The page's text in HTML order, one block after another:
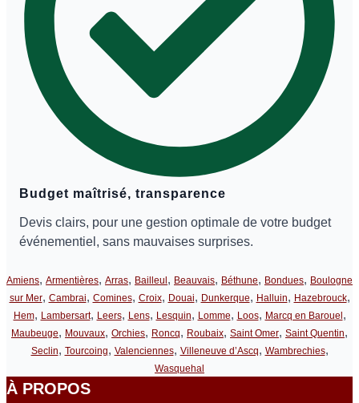
Budget maîtrisé, transparence
Devis clairs, pour une gestion optimale de votre budget
événementiel, sans mauvaises surprises.
Amiens, Armentières, Arras, Bailleul , Beauvais, Béthune, Bondues, Boulogne
sur Mer, Cambrai, Comines, Croix, Douai, Dunkerque, Halluin, Hazebrouck,
Hem, Lambersart, Leers, Lens, Lesquin, Lomme, Loos, Marcq en Barouel ,
Maubeuge, Mouvaux, Orchies, Roncq, Roubaix, Saint Omer, Saint Quentin,
Seclin, Tourcoing, Valenciennes, Villeneuve d’Ascq, Wambrechies,
Wasquehal
À PROPOS